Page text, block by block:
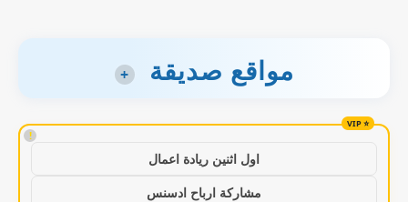
مواقع صديقة +
!
اول اثنين ريادة اعمال
مشاركة ارباح ادسنس